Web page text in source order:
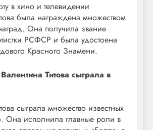
в кино и телевидении
была награждена множеством
Она получила звание
РСФСР и была удостоена
Красного Знамени.
Титова сыграла в
сыграла множество известных
Она исполнила главные роли в